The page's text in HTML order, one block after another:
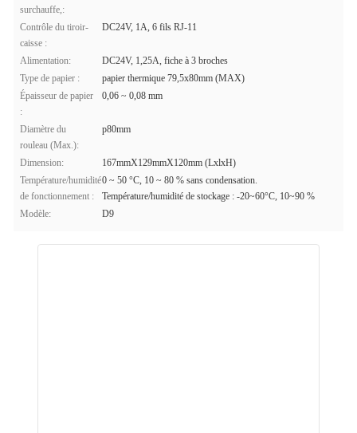
surchauffe,:
Contrôle du tiroir-
caisse :
DC24V, 1A, 6 fils RJ-11
Alimentation:
DC24V, 1,25A, fiche à 3 broches
Type de papier :
papier thermique 79,5x80mm (MAX)
Épaisseur de papier
:
0,06 ~ 0,08 mm
Diamètre du
rouleau (Max.):
p80mm
Dimension:
167mmX129mmX120mm (LxlxH)
Température/humidité
de fonctionnement :
0 ~ 50 °C, 10 ~ 80 % sans condensation.
Température/humidité de stockage : -20~60°C, 10~90 %
Modèle:
D9